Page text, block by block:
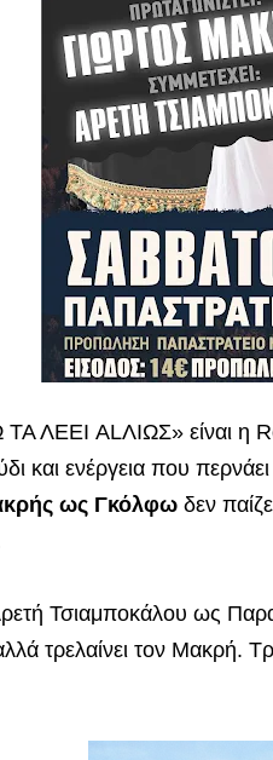
ΛΕΕΙ ALΛΙΩΣ» είναι η
και ενέργεια που
ως Γκόλφω δεν
Τσιαμποκάλου ως
τρελαίνει τον Μακρή.